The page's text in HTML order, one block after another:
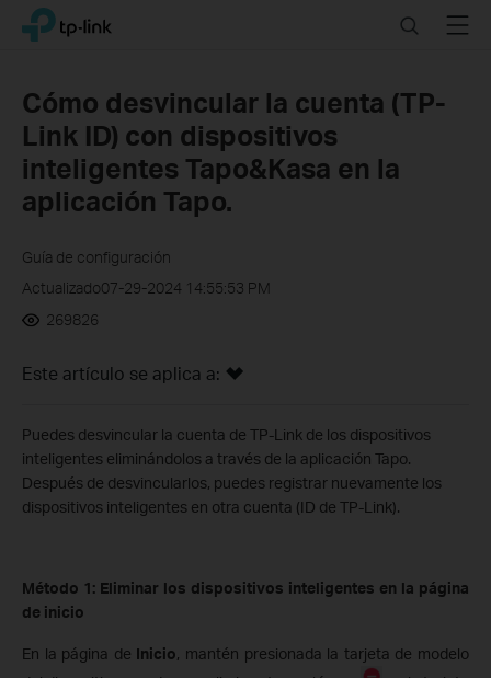
Click
navigation
TP-Link, Reliably Smart SearchMenu
Cómo desvincular la cuenta (TP-
Link ID) con dispositivos
inteligentes Tapo&Kasa en la
aplicación Tapo.
Guía de configuración
Actualizado07-29-2024 14:55:53 PM
269826
Este artículo se aplica a:
Puedes desvincular la cuenta de TP-Link de los dispositivos
inteligentes eliminándolos a través de la aplicación Tapo.
Después de desvincularlos, puedes registrar nuevamente los
dispositivos inteligentes en otra cuenta (ID de TP-Link).
Método 1: Eliminar los dispositivos inteligentes en la página
de inicio
En la página de Inicio, mantén presionada la tarjeta de modelo